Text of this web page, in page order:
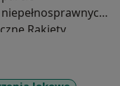
Rakiety.
traumy po
komunikacyjnych
ich w ramach